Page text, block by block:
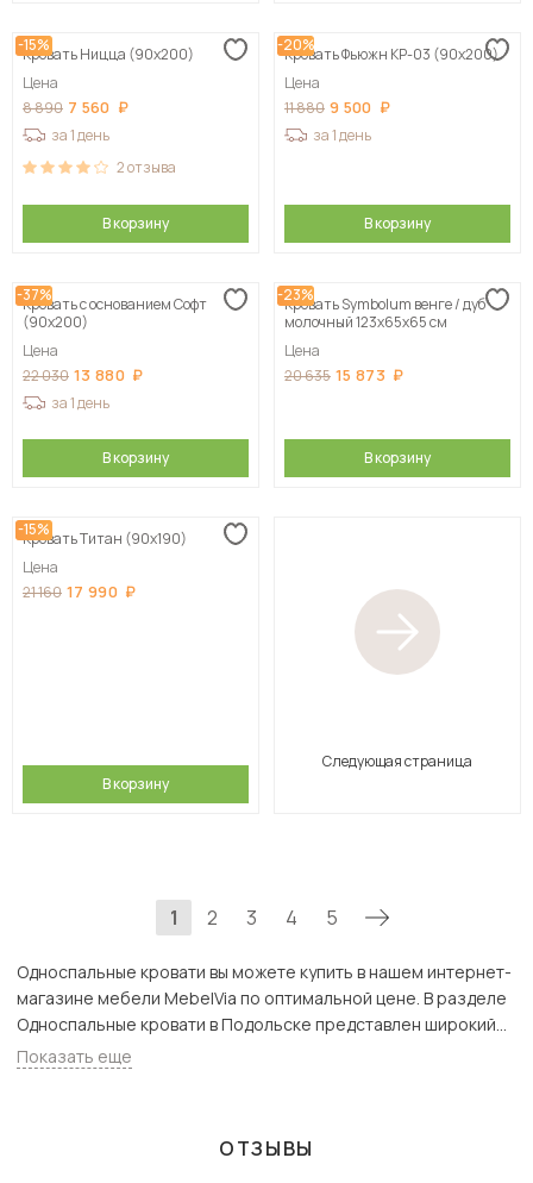
-15%
Кровать Ницца (90х200)
Цена
8 890 7 560
за 1 день
2отзыва
В корзину
-20%
Кровать Фьюжн КР-03 (90х200)
Цена
11 880 9 500
за 1 день
В корзину
-37%
Кровать с основанием Софт
(90х200)
Цена
22 030 13 880
за 1 день
В корзину
-23%
Кровать Symbolum венге / дуб
молочный 123х65х65 см
Цена
20 635 15 873
В корзину
-15%
Кровать Титан (90х190)
Цена
21 160 17 990
В корзину
Следующая страница
1 2 3 4 5
Односпальные кровати вы можете купить в нашем интернет-
магазине мебели MebelVia по оптимальной цене. В разделе
Односпальные кровати в Подольске представлен широкий
ассортимент товаров с доставкой в Москве и Подмосковью,
включая Подольск. Всего товаров в категории
Показать еще
ОТЗЫВЫ